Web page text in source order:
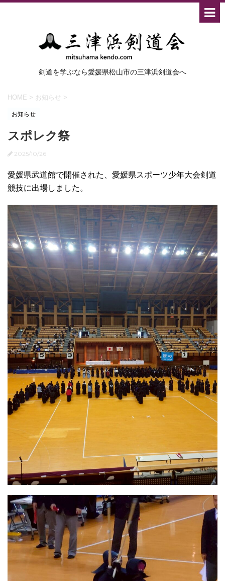
剣道を学ぶなら愛媛県松山市の三津浜剣道会へ
HOME > お知らせ >
お知らせ
スポレク祭
2025/10/26
愛媛県武道館で開催された、愛媛県スポーツ少年大会剣道
競技に出場しました。